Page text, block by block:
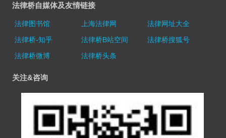
法律桥自媒体及友情链接
法律图书馆 上海法律网
法律网址大全
法律桥-知乎
法律桥B站空间
法律桥搜狐号
法律桥微博
法律桥头条
关注&咨询